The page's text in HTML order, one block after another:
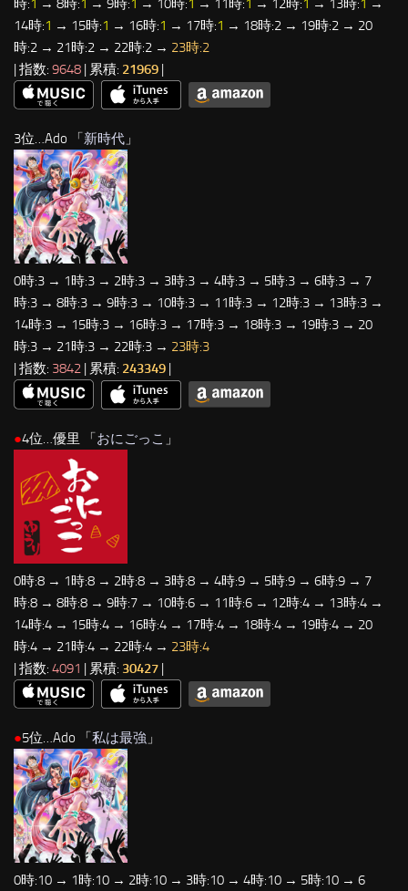
時:1 → 8時:1 → 9時:1 → 10時:1 → 11時:1 → 12時:1 → 13時:1 →
14時:1 → 15時:1 → 16時:1 → 17時:1 → 18時:2 → 19時:2 → 20
時:2 → 21時:2 → 22時:2 → 23時:2
| 指数: 9648 | 累積: 21969 |
3位…Ado 「 新時代 」
0時:3 → 1時:3 → 2時:3 → 3時:3 → 4時:3 → 5時:3 → 6時:3 → 7
時:3 → 8時:3 → 9時:3 → 10時:3 → 11時:3 → 12時:3 → 13時:3 →
14時:3 → 15時:3 → 16時:3 → 17時:3 → 18時:3 → 19時:3 → 20
時:3 → 21時:3 → 22時:3 → 23時:3
| 指数: 3842 | 累積: 243349
●4位…優里 「おにごっこ 」
0時:8 → 1時:8 → 2時:8 → 3時:8 → 4時:9 → 5時:9 → 6時:9 → 7
時:8 → 8時:8 → 9時:7 → 10時:6 → 11時:6 → 12時:4 → 13時:4 →
14時:4 → 15時:4 → 16時:4 → 17時:4 → 18時:4 → 19時:4 → 20
時:4 → 21時:4 → 22時:4 → 23時:4
| 指数: 4091 | 累積: 30427 |
●5位…Ado 「私は最強 」
0時:10 → 1時:10 → 2時:10 → 3時:10 → 4時:10 → 5時:10 → 6